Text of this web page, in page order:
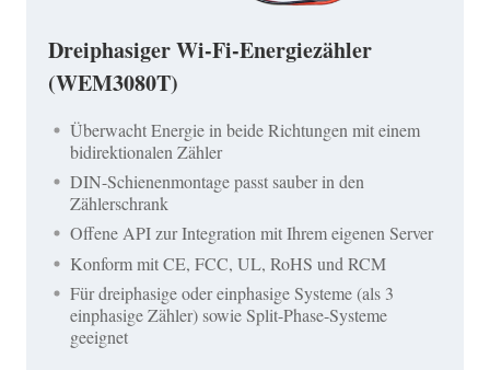
Dreiphasiger Wi-Fi-Energiezähler
(WEM3080T)
Überwacht Energie in beide Richtungen mit einem
bidirektionalen Zähler
DIN-Schienenmontage passt sauber in den
Zählerschrank
Offene API zur Integration mit Ihrem eigenen Server
Konform mit CE, FCC, UL, RoHS und RCM
Für dreiphasige oder einphasige Systeme (als 3
einphasige Zähler) sowie Split-Phase-Systeme
geeignet